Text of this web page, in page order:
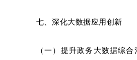
七、深化大数据应用创新
（一）提升政务大数据综